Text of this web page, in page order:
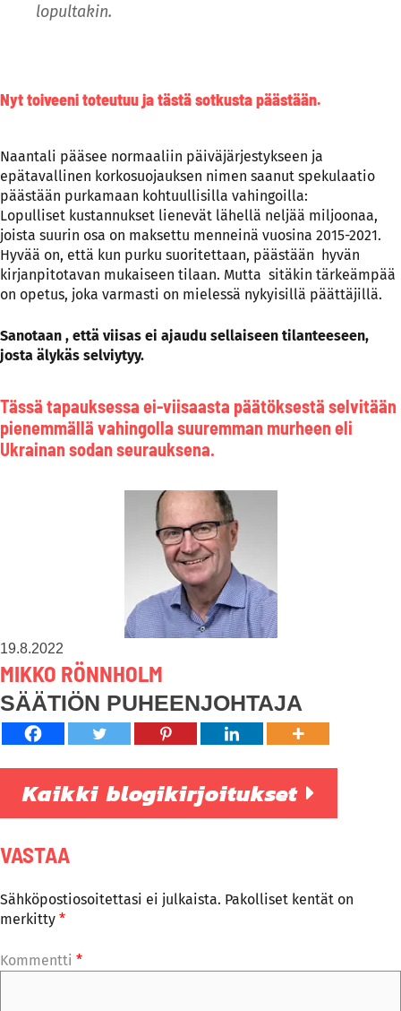
lopultakin.
Nyt toiveeni toteutuu ja tästä sotkusta päästään.
Naantali pääsee normaaliin päiväjärjestykseen ja
epätavallinen korkosuojauksen nimen saanut spekulaatio
päästään purkamaan kohtuullisilla vahingoilla:
Lopulliset kustannukset lienevät lähellä neljää miljoonaa,
joista suurin osa on maksettu menneinä vuosina 2015-2021.
Hyvää on, että kun purku suoritettaan, päästään hyvän
kirjanpitotavan mukaiseen tilaan. Mutta sitäkin tärkeämpää
on opetus, joka varmasti on mielessä nykyisillä päättäjillä.
Sanotaan , että viisas ei ajaudu sellaiseen tilanteeseen,
josta älykäs selviytyy.
Tässä tapauksessa ei-viisaasta päätöksestä selvitään
pienemmällä vahingolla suuremman murheen eli
Ukrainan sodan seurauksena.
19.8.2022
MIKKO RÖNNHOLM
SÄÄTIÖN PUHEENJOHTAJA
Kaikki blogikirjoitukset
VASTAA
Sähköpostiosoitettasi ei julkaista. Pakolliset kentät on
merkitty *
Kommentti *